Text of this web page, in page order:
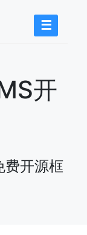
☰
开
费开源框